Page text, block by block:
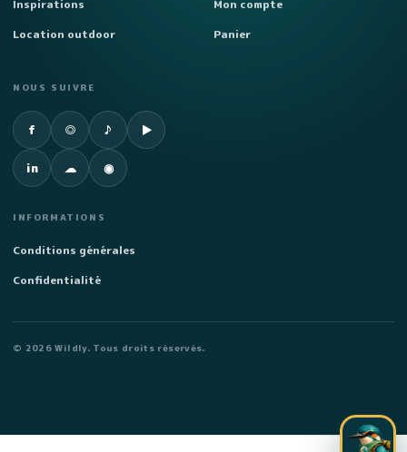
Inspirations
Location outdoor
Mon compte
Panier
NOUS SUIVRE
f
Facebook
◎
Instagram♪
TikTok ▶
YouTube
in
LinkedIn ☁
SoundCloud
◉
Spotify
INFORMATIONS
Conditions générales
Confidentialité
© 2026 Wildly. Tous droits réservés.